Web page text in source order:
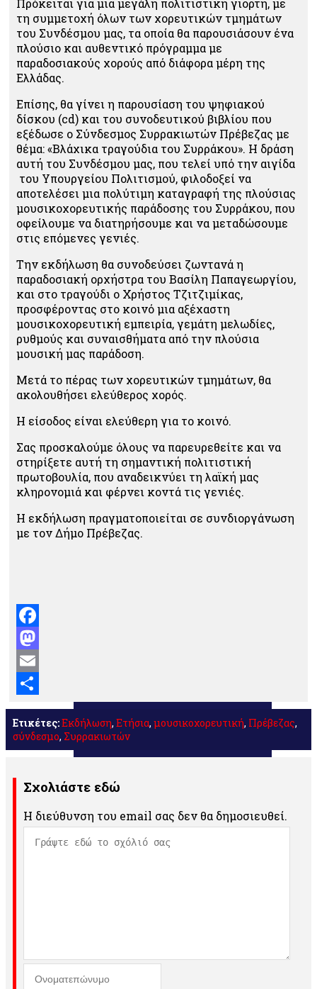
Πρόκειται για μια μεγάλη πολιτιστική γιορτή, με
τη συμμετοχή όλων των χορευτικών τμημάτων
του Συνδέσμου μας, τα οποία θα παρουσιάσουν ένα
πλούσιο και αυθεντικό πρόγραμμα με
παραδοσιακούς χορούς από διάφορα μέρη της
Ελλάδας.
Επίσης, θα γίνει η παρουσίαση του ψηφιακού
δίσκου (cd) και του συνοδευτικού βιβλίου που
εξέδωσε ο Σύνδεσμος Συρρακιωτών Πρέβεζας με
θέμα: «Βλάχικα τραγούδια του Συρράκου». Η δράση
αυτή του Συνδέσμου μας, που τελεί υπό την αιγίδα
του Υπουργείου Πολιτισμού, φιλοδοξεί να
αποτελέσει μια πολύτιμη καταγραφή της πλούσιας
μουσικοχορευτικής παράδοσης του Συρράκου, που
οφείλουμε να διατηρήσουμε και να μεταδώσουμε
στις επόμενες γενιές.
Την εκδήλωση θα συνοδεύσει ζωντανά η
παραδοσιακή ορχήστρα του Βασίλη Παπαγεωργίου,
και στο τραγούδι ο Χρήστος Τζιτζιμίκας,
προσφέροντας στο κοινό μια αξέχαστη
μουσικοχορευτική εμπειρία, γεμάτη μελωδίες,
ρυθμούς και συναισθήματα από την πλούσια
μουσική μας παράδοση.
Μετά το πέρας των χορευτικών τμημάτων, θα
ακολουθήσει ελεύθερος χορός.
Η είσοδος είναι ελεύθερη για το κοινό.
Σας προσκαλούμε όλους να παρευρεθείτε και να
στηρίξετε αυτή τη σημαντική πολιτιστική
πρωτοβουλία, που αναδεικνύει τη λαϊκή μας
κληρονομιά και φέρνει κοντά τις γενιές.
Η εκδήλωση πραγματοποιείται σε συνδιοργάνωση
με τον Δήμο Πρέβεζας.
Facebook
Mastodon
Email
Μοιραστείτε
Ετικέτες:Εκδήλωση, Ετήσια, μουσικοχορευτική, Πρέβεζας,
σύνδεσμο, Συρρακιωτών
Σχολιάστε εδώ
Η διεύθυνση του email σας δεν θα δημοσιευθεί.